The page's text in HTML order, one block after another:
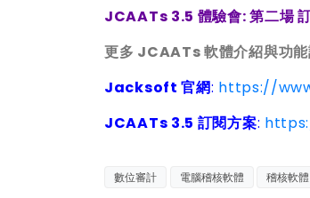
JCAATs 3.5 體驗會:第二場
更多 JCAATs軟體介紹與功
Jacksoft 官網: https://
JCAATs 3.5 訂閱方案:
數位審計 電腦稽核軟體 稽核軟體